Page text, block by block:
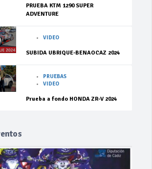
PRUEBA KTM 1290 SUPER
ADVENTURE
VIDEO
SUBIDA UBRIQUE-BENAOCAZ 2024
PRUEBAS
VIDEO
Prueba a fondo HONDA ZR-V 2024